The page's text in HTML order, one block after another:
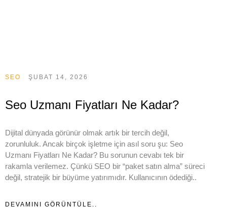
SEO ŞUBAT 14, 2026
Seo Uzmanı Fiyatları Ne Kadar?
Dijital dünyada görünür olmak artık bir tercih değil,
zorunluluk. Ancak birçok işletme için asıl soru şu: Seo
Uzmanı Fiyatları Ne Kadar? Bu sorunun cevabı tek bir
rakamla verilemez. Çünkü SEO bir “paket satın alma” süreci
değil, stratejik bir büyüme yatırımıdır. Kullanıcının ödediği..
DEVAMINI GÖRÜNTÜLE..